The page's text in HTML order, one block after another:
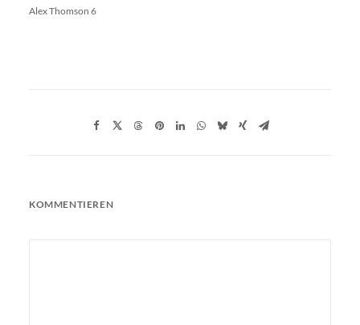
Alex Thomson 6
KOMMENTIEREN